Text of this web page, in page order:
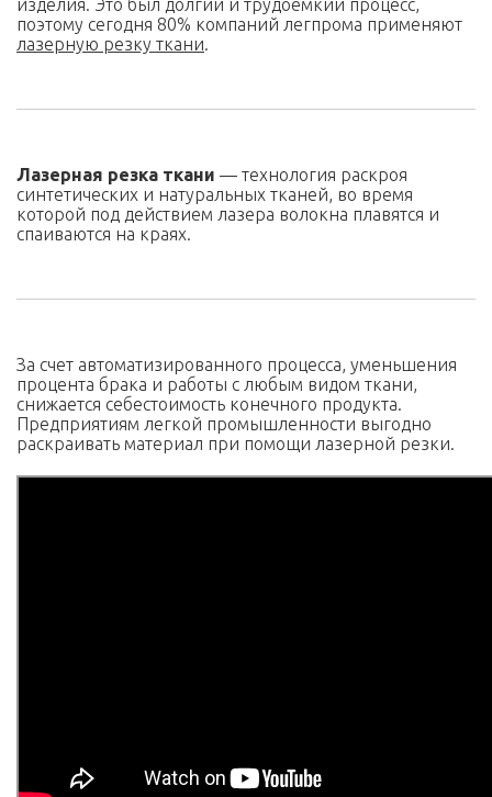
изделия. Это был долгий и трудоемкий процесс,
поэтому сегодня 80% компаний легпрома применяют
лазерную резку ткани.
Лазерная резка ткани — технология раскроя
синтетических и натуральных тканей, во время
которой под действием лазера волокна плавятся и
спаиваются на краях.
За счет автоматизированного процесса, уменьшения
процента брака и работы с любым видом ткани,
снижается себестоимость конечного продукта.
Предприятиям легкой промышленности выгодно
раскраивать материал при помощи лазерной резки.